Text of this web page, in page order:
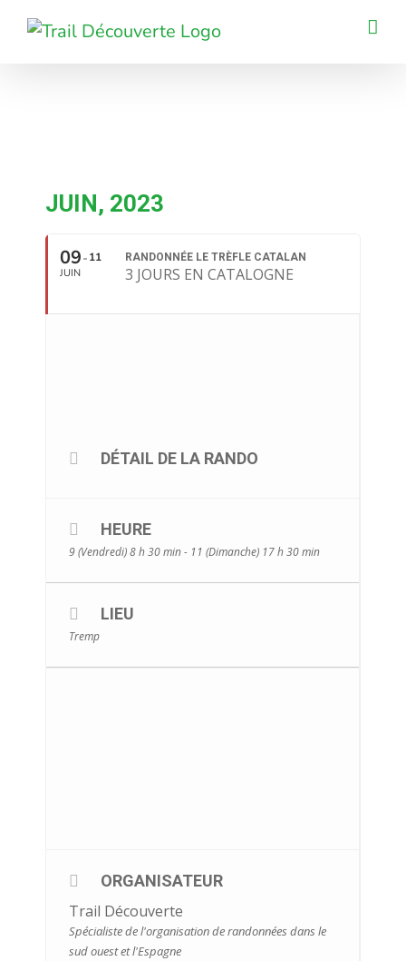
Passer
JUIN, 2023
09
JUIN
11 RANDONNÉE LE TRÈFLE CATALAN
3 JOURS EN CATALOGNE
DÉTAIL DE LA RANDO
HEURE
9 (Vendredi) 8 h 30 min - 11 (Dimanche) 17 h 30 min
LIEU
Tremp
ORGANISATEUR
Trail Découverte
Spécialiste de l'organisation de randonnées dans le
sud ouest et l'Espagne